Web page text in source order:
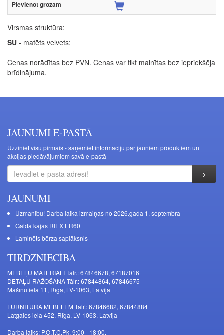
Virsmas struktūra:
SU - matēts velvets;
Cenas norādītas bez PVN. Cenas var tikt mainītas bez iepriekšēja
brīdinājuma.
JAUNUMI E-PASTĀ
Uzziniet visu pirmais - saņemiet informāciju par jauniem produktiem un
akcijas piedāvājumiem savā e-pastā
JAUNUMI
Uzmanību! Darba laika izmaiņas no 2026.gada 1. septembra
Galda kājas RIEX ER60
Laminēts bērza saplāksnis
TIRDZNIECĪBA
MĒBEĻU MATERIĀLI Tālr.: 67846678, 67187016
DETAĻU RAŽOŠANA Tālr.: 67844864, 67846675
Mašīnu iela 11, Rīga, LV-1063, Latvija
FURNITŪRA MĒBELĒM Tālr.: 67846682, 67844884
Latgales iela 452, Rīga, LV-1063, Latvija
Darba laiks: P.O.T.C.Pk. 9:00 - 18:00,